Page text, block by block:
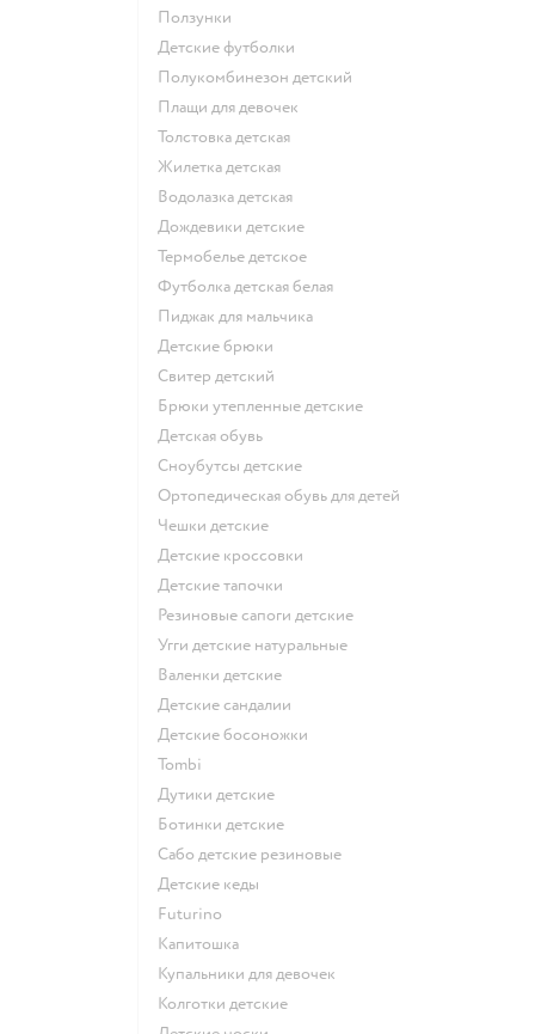
Ползунки
Детские футболки
Полукомбинезон детский
Плащи для девочек
Толстовка детская
Жилетка детская
Водолазка детская
Дождевики детские
Термобелье детское
Футболка детская белая
Пиджак для мальчика
Детские брюки
Свитер детский
Брюки утепленные детские
Детская обувь
Сноубутсы детские
Ортопедическая обувь для детей
Чешки детские
Детские кроссовки
Детские тапочки
Резиновые сапоги детские
Угги детские натуральные
Валенки детские
Детские сандалии
Детские босоножки
Tombi
Дутики детские
Ботинки детские
Сабо детские резиновые
Детские кеды
Futurino
Капитошка
Купальники для девочек
Колготки детские